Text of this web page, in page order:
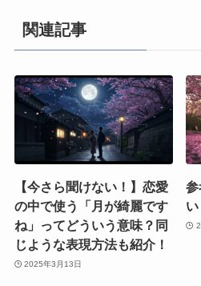
関連記事
【今さら聞けない！】恋愛
の中で使う「月が綺麗です
ね」ってどういう意味？同
じような表現方法も紹介！
2025年3月13日
参
い